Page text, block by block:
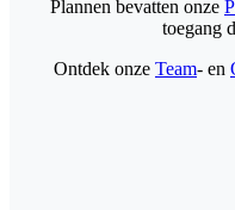
Plannen bevatten onze
toegang
Ontdek onze Team- en